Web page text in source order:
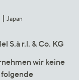
Japan
S.à r.l. & Co. KG
wir keine